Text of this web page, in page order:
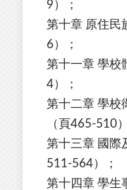
9）；
第十章 原住民
6）；
第十一章 學校
4）；
第十二章 學校
（頁465-510
第十三章 國際
511-564）；
第十四章 學生